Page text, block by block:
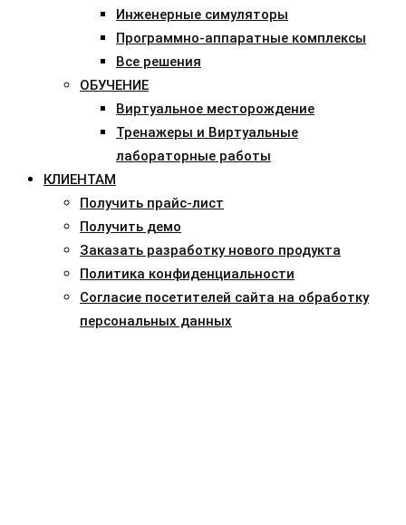
Инженерные симуляторы
Программно-аппаратные комплексы
Все решения
ОБУЧЕНИЕ
Виртуальное месторождение
Тренажеры и Виртуальные
лабораторные работы
КЛИЕНТАМ
Получить прайс-лист
Получить демо
Заказать разработку нового продукта
Политика конфиденциальности
Согласие посетителей сайта на обработку
персональных данных